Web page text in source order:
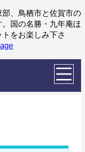
部、鳥栖市と佐賀市の
国の名勝・九年庵ほ
をお楽しみ下さ